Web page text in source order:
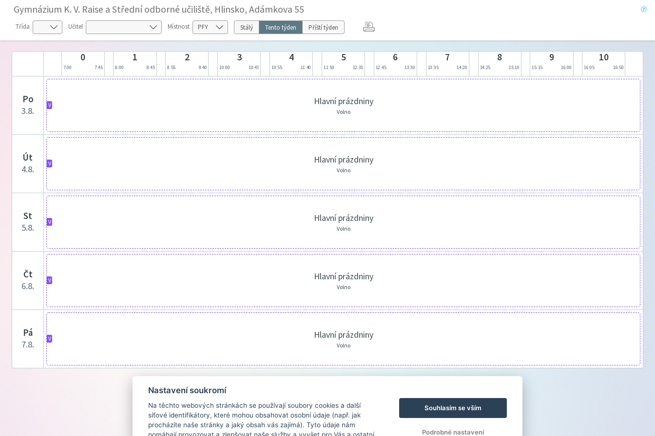
Gymnázium K. V. Raise a Střední odborné učiliště, Hlinsko, Adámkova 55
Třída Učitel Místnost Stálý Tento týden Příští týden
0
7:00 7:45
1
8:00 8:45
2
8:55 9:40
3
10:00 10:45
4
10:55 11:40
5
11:50 12:35
6
12:45 13:30
7
13:35 14:20
8
14:25 15:10
9
15:15 16:00
10
16:05 16:50
po
3.8.
V Hlavní prázdniny
Volno
út
4.8.
V Hlavní prázdniny
Volno
st
5.8.
V Hlavní prázdniny
Volno
čt
6.8.
V Hlavní prázdniny
Volno
pá
7.8.
V Hlavní prázdniny
Volno
Nastavení soukromí
Na těchto webových stránkách se používají soubory cookies a další
síťové identifikátory, které mohou obsahovat osobní údaje (např. jak
procházíte naše stránky a jaký obsah vás zajímá). Tyto údaje nám
Souhlasím se vším
Podrobné nastavení